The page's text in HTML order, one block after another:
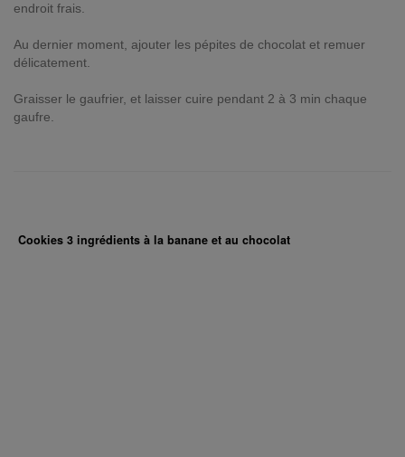
endroit frais.
Au dernier moment, ajouter les pépites de chocolat et remuer
délicatement.
Graisser le gaufrier, et laisser cuire pendant 2 à 3 min chaque
gaufre.
Cookies 3 ingrédients à la banane et au chocolat